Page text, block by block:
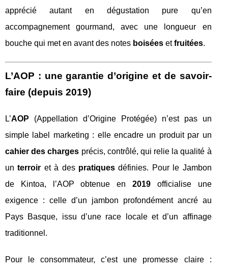
apprécié autant en dégustation pure qu’en
accompagnement gourmand, avec une longueur en
bouche qui met en avant des notes boisées etfruitées.
L’AOP : une garantie d’origine et de savoir-
faire (depuis 2019)
L’AOP (Appellation d’Origine Protégée) n’est pas un
simple label marketing : elle encadre un produit par un
cahier des charges précis, contrôlé, qui relie la qualité à
unterroir et à des pratiques définies. Pour le Jambon
de Kintoa, l’AOP obtenue en 2019 officialise une
exigence : celle d’un jambon profondément ancré au
Pays Basque, issu d’une race locale et d’un affinage
traditionnel.
Pour le consommateur, c’est une promesse claire :